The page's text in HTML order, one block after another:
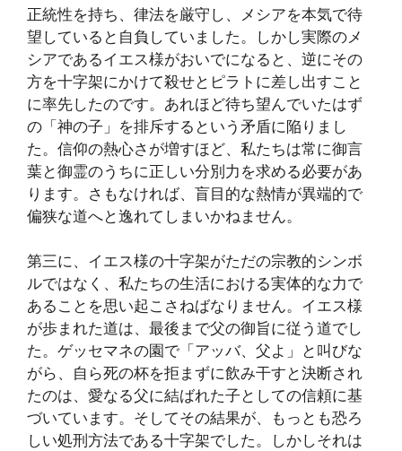
正統性を持ち、律法を厳守し、メシアを本気で待
望していると自負していました。しかし実際のメ
シアであるイエス様がおいでになると、逆にその
方を十字架にかけて殺せとピラトに差し出すこと
に率先したのです。あれほど待ち望んでいたはず
の「神の子」を排斥するという矛盾に陥りまし
た。信仰の熱心さが増すほど、私たちは常に御言
葉と御霊のうちに正しい分別力を求める必要があ
ります。さもなければ、盲目的な熱情が異端的で
偏狭な道へと逸れてしまいかねません。
第三に、イエス様の十字架がただの宗教的シンボ
ルではなく、私たちの生活における実体的な力で
あることを思い起こさねばなりません。イエス様
が歩まれた道は、最後まで父の御旨に従う道でし
た。ゲッセマネの園で「アッバ、父よ」と叫びな
がら、自ら死の杯を拒まずに飲み干すと決断され
たのは、愛なる父に結ばれた子としての信頼に基
づいています。そしてその結果が、もっとも恐ろ
しい処刑方法である十字架でした。しかしそれは